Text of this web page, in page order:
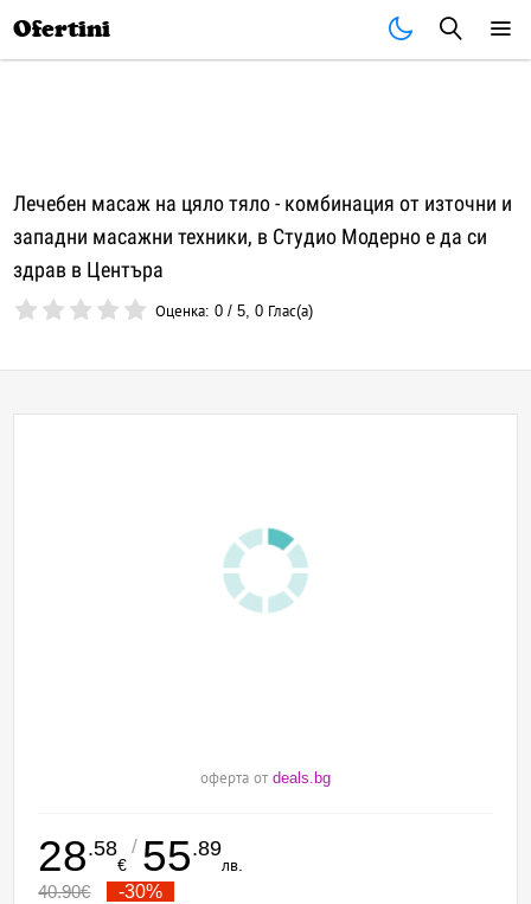
Ofertini
Лечебен масаж на цяло тяло - комбинация от източни и
западни масажни техники, в Студио Модерно е да си
здрав в Центъра
Оценка:0 /5,0 Глас(а)
оферта от deals.bg
28.58
€
/ 55.89
лв.
40.90€ -30%